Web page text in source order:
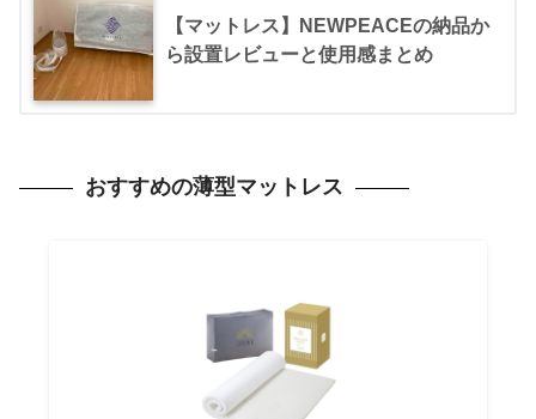
【マットレス】NEWPEACEの納品か
ら設置レビューと使用感まとめ
おすすめの薄型マットレス